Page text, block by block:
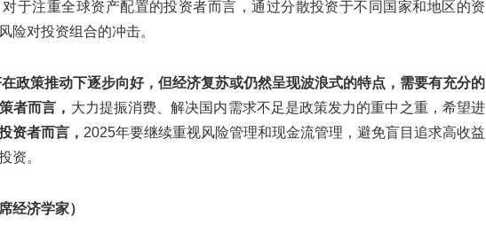
于注重全球资产配置的投资者而言，通过分散投资于不同国家和地区的资
险对投资组合的冲击。
政策推动下逐步向好，但经济复苏或仍然呈现波浪式的特点，需要有充分的
者而言， 大力提振消费、解决国内需求不足是政策发力的重中之重，希望进
资者而言， 2025年要继续重视风险管理和现金流管理，避免盲目追求高收益
资。
经济学家）